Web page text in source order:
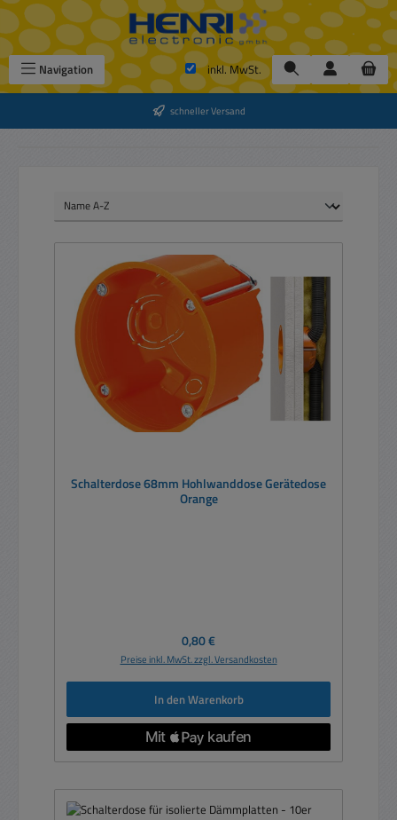
Zum Hauptinhalt springen
Navigation inkl. MwSt.
schneller Versand
Schalterdose 68mm Hohlwanddose Gerätedose
Orange
Regulärer Preis:
0,80 €
Preise inkl. MwSt. zzgl. Versandkosten
In den Warenkorb